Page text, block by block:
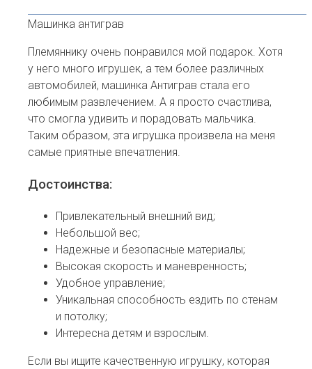
Машинка антиграв
Племяннику очень понравился мой подарок. Хотя
у него много игрушек, а тем более различных
автомобилей, машинка Антиграв стала его
любимым развлечением. А я просто счастлива,
что смогла удивить и порадовать мальчика.
Таким образом, эта игрушка произвела на меня
самые приятные впечатления.
Достоинства:
Привлекательный внешний вид;
Небольшой вес;
Надежные и безопасные материалы;
Высокая скорость и маневренность;
Удобное управление;
Уникальная способность ездить по стенам
и потолку;
Интересна детям и взрослым.
Если вы ищите качественную игрушку, которая